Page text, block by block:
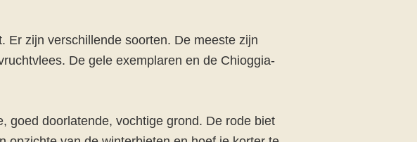
Er zijn verschillende soorten. De meeste zijn
De gele exemplaren en de Chioggia-
goed doorlatende, vochtige grond. De rode biet